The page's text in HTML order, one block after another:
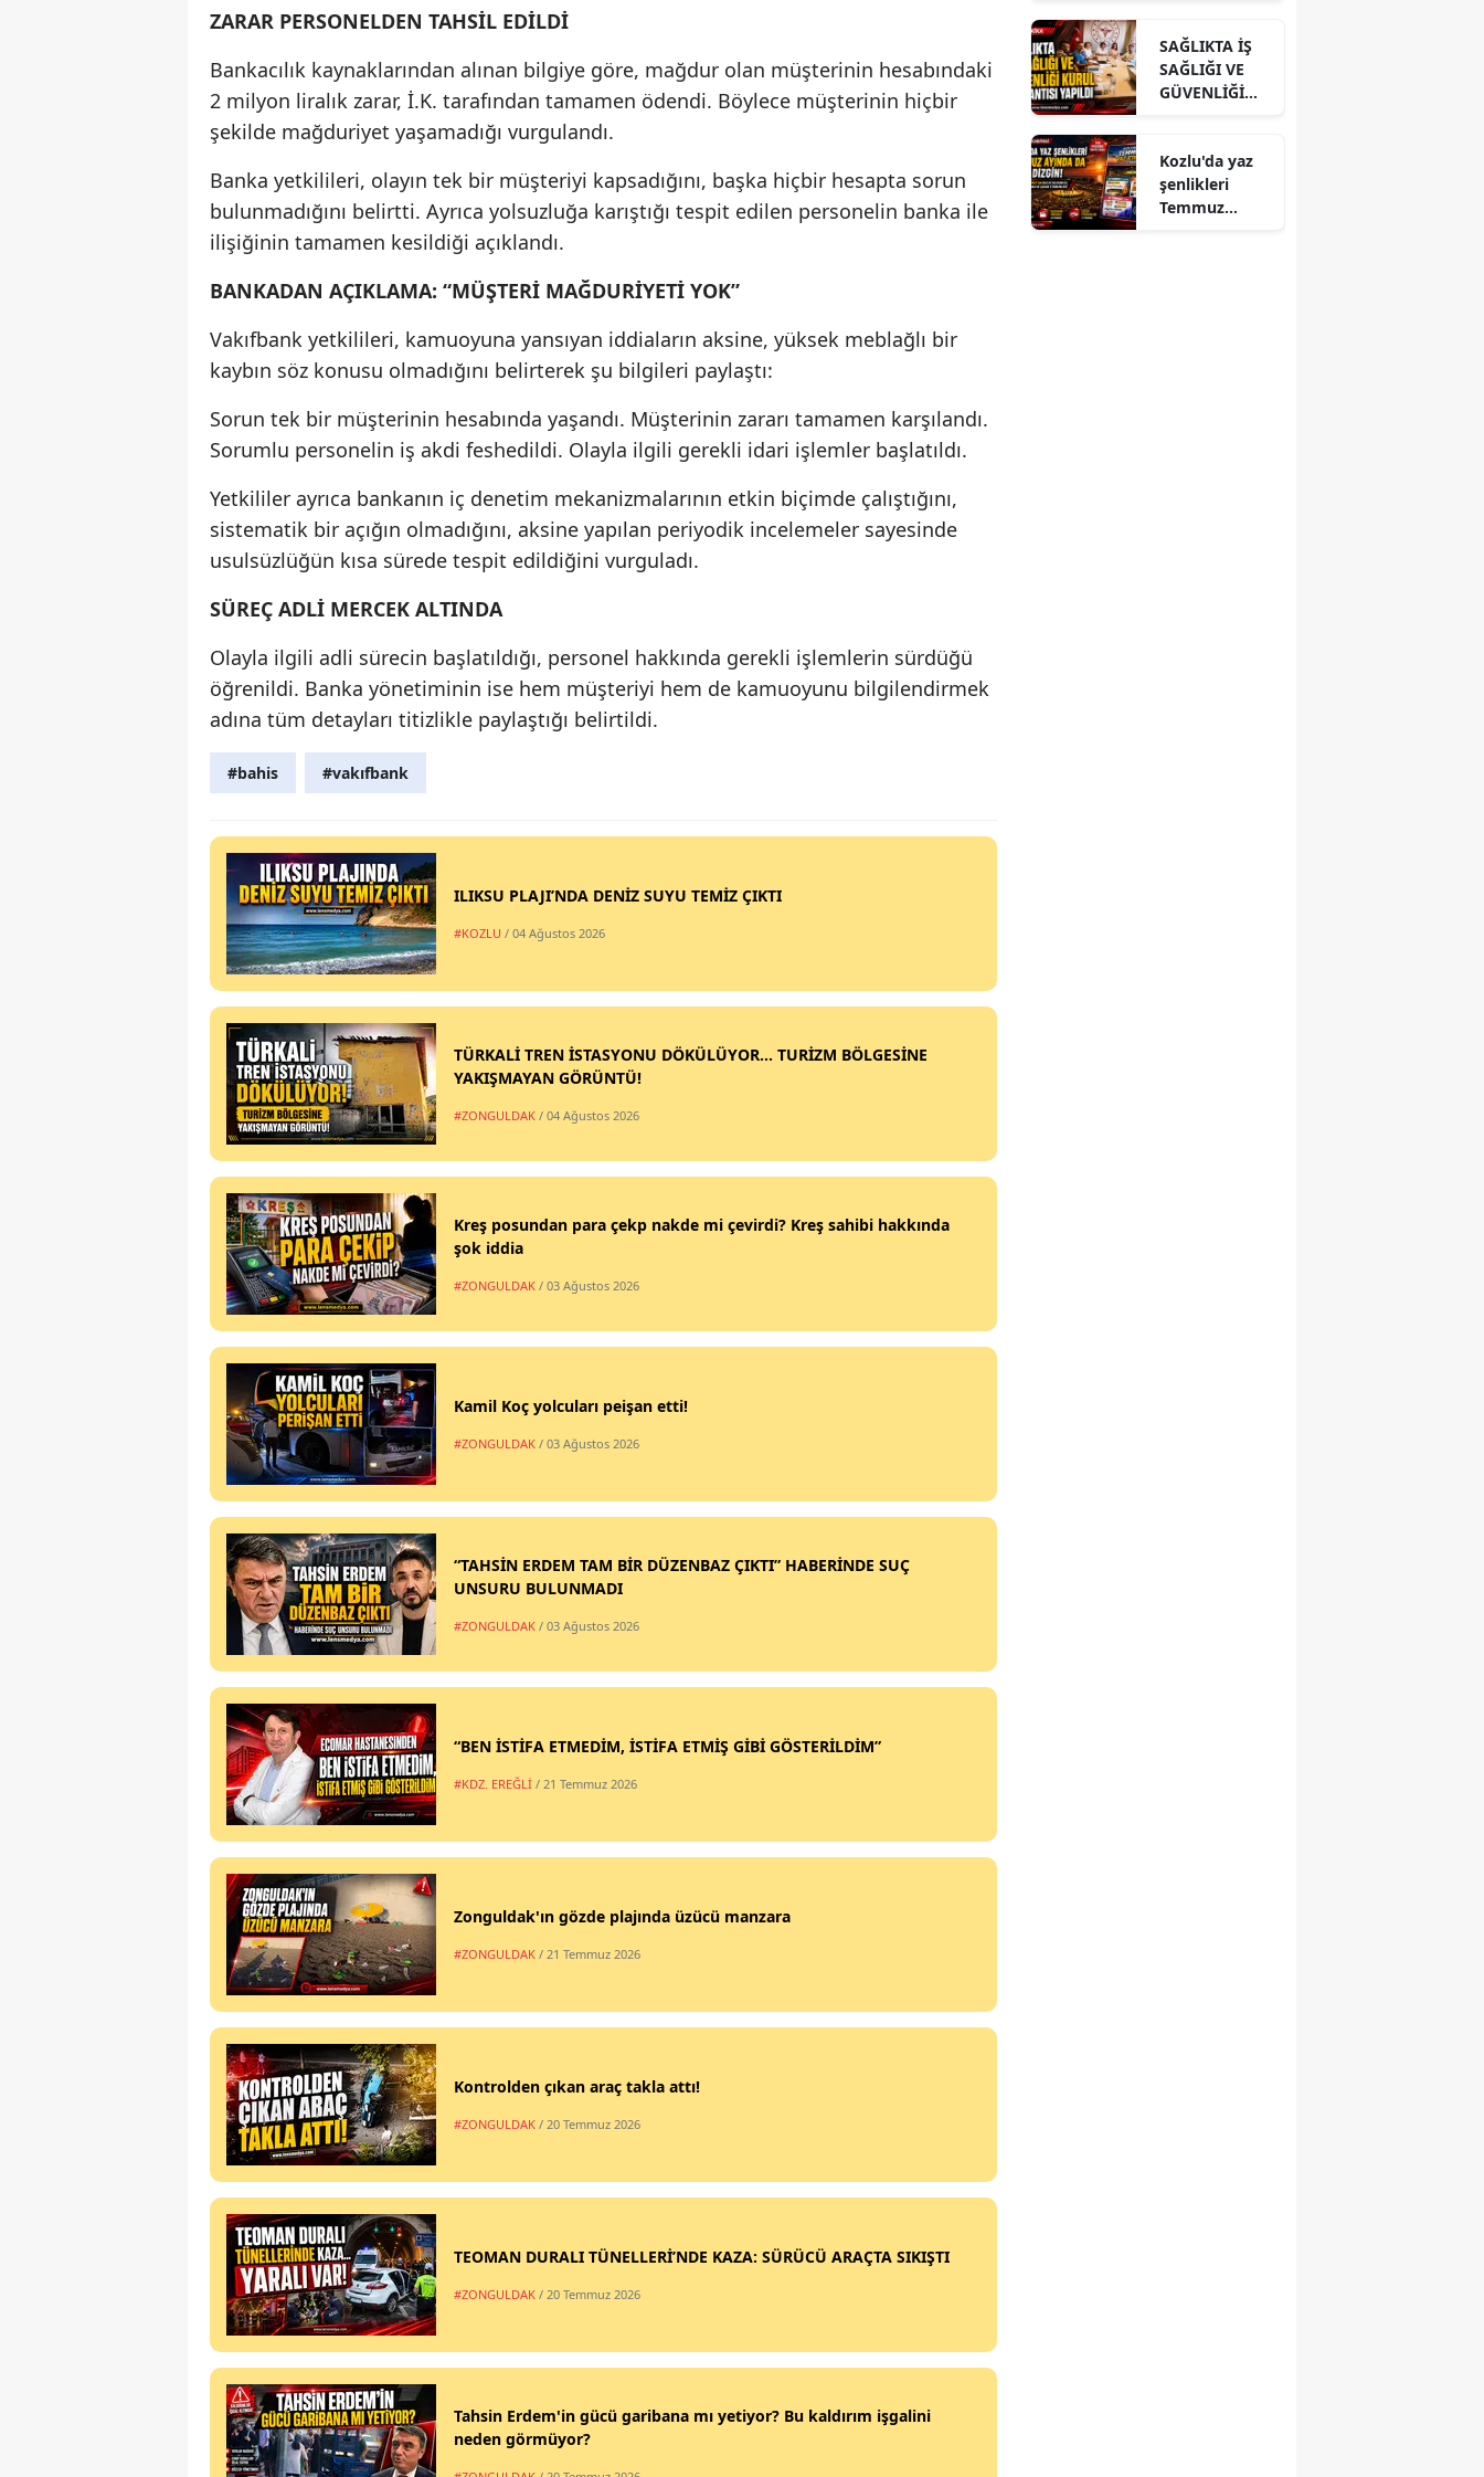
ZARAR PERSONELDEN TAHSİL EDİLDİ
Bankacılık kaynaklarından alınan bilgiye göre, mağdur olan müşterinin hesabındaki
2 milyon liralık zarar, İ.K. tarafından tamamen ödendi. Böylece müşterinin hiçbir
şekilde mağduriyet yaşamadığı vurgulandı.
Banka yetkilileri, olayın tek bir müşteriyi kapsadığını, başka hiçbir hesapta sorun
bulunmadığını belirtti. Ayrıca yolsuzluğa karıştığı tespit edilen personelin banka ile
ilişiğinin tamamen kesildiği açıklandı.
BANKADAN AÇIKLAMA: “MÜŞTERİ MAĞDURİYETİ YOK”
Vakıfbank yetkilileri, kamuoyuna yansıyan iddiaların aksine, yüksek meblağlı bir
kaybın söz konusu olmadığını belirterek şu bilgileri paylaştı:
Sorun tek bir müşterinin hesabında yaşandı. Müşterinin zararı tamamen karşılandı.
Sorumlu personelin iş akdi feshedildi. Olayla ilgili gerekli idari işlemler başlatıldı.
Yetkililer ayrıca bankanın iç denetim mekanizmalarının etkin biçimde çalıştığını,
sistematik bir açığın olmadığını, aksine yapılan periyodik incelemeler sayesinde
usulsüzlüğün kısa sürede tespit edildiğini vurguladı.
SÜREÇ ADLİ MERCEK ALTINDA
Olayla ilgili adli sürecin başlatıldığı, personel hakkında gerekli işlemlerin sürdüğü
öğrenildi. Banka yönetiminin ise hem müşteriyi hem de kamuoyunu bilgilendirmek
adına tüm detayları titizlikle paylaştığı belirtildi.
#bahis #vakıfbank
ILIKSU PLAJI’NDA DENİZ SUYU TEMİZ ÇIKTI
#KOZLU / 04 Ağustos 2026
TÜRKALİ TREN İSTASYONU DÖKÜLÜYOR... TURİZM BÖLGESİNE
YAKIŞMAYAN GÖRÜNTÜ!
#ZONGULDAK / 04 Ağustos 2026
Kreş posundan para çekp nakde mi çevirdi? Kreş sahibi hakkında
şok iddia
#ZONGULDAK / 03 Ağustos 2026
Kamil Koç yolcuları peişan etti!
#ZONGULDAK / 03 Ağustos 2026
“TAHSİN ERDEM TAM BİR DÜZENBAZ ÇIKTI” HABERİNDE SUÇ
UNSURU BULUNMADI
#ZONGULDAK / 03 Ağustos 2026
“BEN İSTİFA ETMEDİM, İSTİFA ETMİŞ GİBİ GÖSTERİLDİM”
#KDZ. EREĞLİ / 21 Temmuz 2026
Zonguldak'ın gözde plajında üzücü manzara
#ZONGULDAK / 21 Temmuz 2026
Kontrolden çıkan araç takla attı!
#ZONGULDAK / 20 Temmuz 2026
TEOMAN DURALI TÜNELLERİ’NDE KAZA: SÜRÜCÜ ARAÇTA SIKIŞTI
#ZONGULDAK / 20 Temmuz 2026
Tahsin Erdem'in gücü garibana mı yetiyor? Bu kaldırım işgalini
neden görmüyor?
ZİYARET
SAĞLIKTA İŞ
SAĞLIĞI VE
GÜVENLİĞİ
YAPILDI
Kozlu'da yaz
şenlikleri
Temmuz